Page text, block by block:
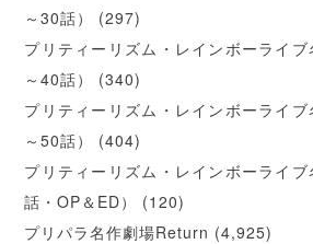
～30話）
(297)
プリティーリズム・レインボーライ
～40話）
(340)
プリティーリズム・レインボーライ
～50話）
(404)
プリティーリズム・レインボーライ
話・OP＆ED）
(120)
プリパラ名作劇場Return (4,925)